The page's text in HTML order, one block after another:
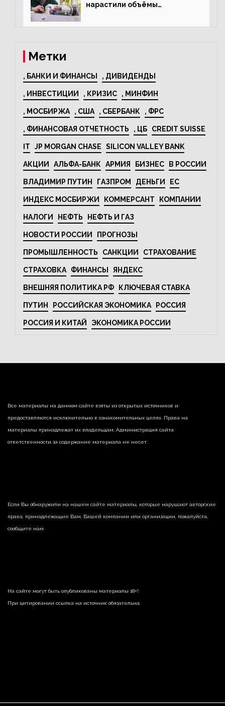
нарастили объёмы
электрооборудования на
Метки
, БАНКИ И ФИНАНСЫ , ДИВИДЕНДЫ
, ИНВЕСТИЦИИ , КРИЗИС , МИНФИН
, МОСБИРЖА , США , СБЕРБАНК , ФРС
, ФИНАНСОВАЯ ОТЧЕТНОСТЬ , ЦБ CREDIT SUISSE
IT JP MORGAN CHASE SILICON VALLEY BANK
АКЦИИ АЛЬФА-БАНК АРМИЯ БИЗНЕС В РОССИИ
ВЛАДИМИР ПУТИН ГАЗПРОМ ДЕНЬГИ ЕС
ИНДЕКС МОСБИРЖИ КОММЕРСАНТ КОМПАНИИ
НАЛОГИ НЕФТЬ НЕФТЬ И ГАЗ
НОВОСТИ РОССИИ ПРОГНОЗЫ
ПРОМЫШЛЕННОСТЬ САНКЦИИ СТРАХОВАНИЕ
СТРАХОВКА ФИНАНСЫ ЯНДЕКС
ВНЕШНЯЯ ПОЛИТИКА РФ КЛЮЧЕВАЯ СТАВКА
ПУТИН РОССИЙСКАЯ ЭКОНОМИКА РОССИЯ
РОССИЯ И КИТАЙ ЭКОНОМИКА РОССИИ
Все материалы на данном сайте взяты из открытых источников и
предоставляются исключительно в ознакомительных целях. Права на
материалы принадлежат их владельцам. Администрация сайта
ответственности за содержание материала не несет.
Если Вы обнаружили на нашем сайте материалы, которые нарушают авторские
права, принадлежащие Вам, Вашей компании или организации, пожалуйста,
сообщите нам.
На сайте могут быть опубликованы материалы 18+!
При цитировании ссылка на источник обязательна.